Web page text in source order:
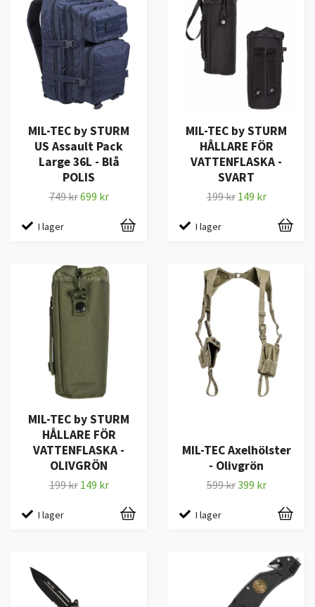
MIL-TEC by STURM
US Assault Pack
Large 36L - Blå
POLIS
749 kr699 kr
I lager
MIL-TEC by STURM
HÅLLARE FÖR
VATTENFLASKA -
SVART
199 kr 149 kr
I lager
MIL-TEC by STURM
HÅLLARE FÖR
VATTENFLASKA -
OLIVGRÖN
199 kr 149 kr
I lager
MIL-TEC Axelhölster
- Olivgrön
599 kr399 kr
I lager